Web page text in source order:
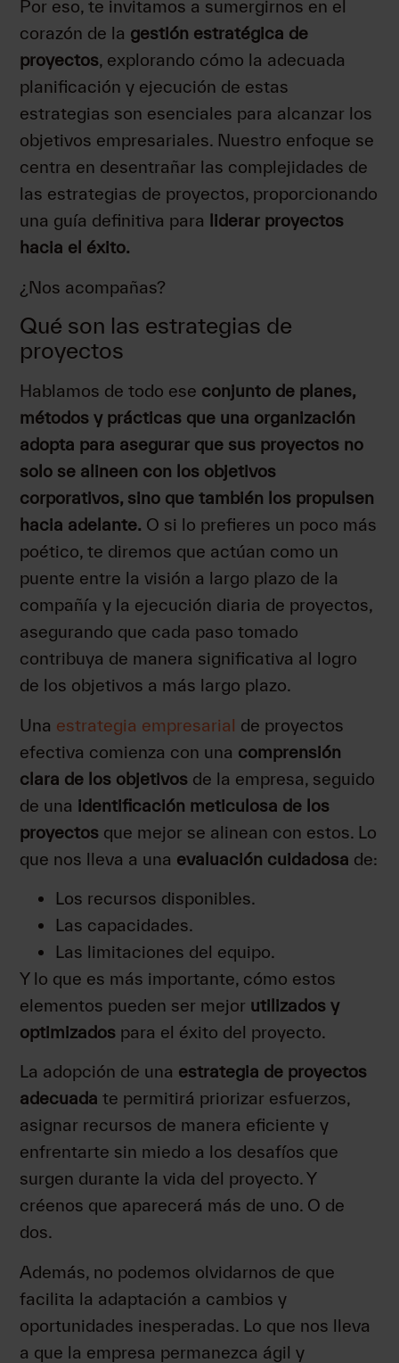
Por eso, te invitamos a sumergirnos en el
corazón de la gestión estratégica de
proyectos, explorando cómo la adecuada
planificación y ejecución de estas
estrategias son esenciales para alcanzar los
objetivos empresariales. Nuestro enfoque se
centra en desentrañar las complejidades de
las estrategias de proyectos, proporcionando
una guía definitiva para liderar proyectos
hacia el éxito.
¿Nos acompañas?
Qué son las estrategias de
proyectos
Hablamos de todo ese conjunto de planes,
métodos y prácticas que una organización
adopta para asegurar que sus proyectos no
solo se alineen con los objetivos
corporativos, sino que también los propulsen
hacia adelante. O si lo prefieres un poco más
poético, te diremos que actúan como un
puente entre la visión a largo plazo de la
compañía y la ejecución diaria de proyectos,
asegurando que cada paso tomado
contribuya de manera significativa al logro
de los objetivos a más largo plazo.
Una estrategia empresarial de proyectos
efectiva comienza con una comprensión
clara de los objetivos de la empresa, seguido
de una identificación meticulosa de los
proyectos que mejor se alinean con estos. Lo
que nos lleva a una evaluación cuidadosa de:
Los recursos disponibles.
Las capacidades.
Las limitaciones del equipo.
Y lo que es más importante, cómo estos
elementos pueden ser mejor utilizados y
optimizados para el éxito del proyecto.
La adopción de una estrategia de proyectos
adecuada te permitirá priorizar esfuerzos,
asignar recursos de manera eficiente y
enfrentarte sin miedo a los desafíos que
surgen durante la vida del proyecto. Y
créenos que aparecerá más de uno. O de
dos.
Además, no podemos olvidarnos de que
facilita la adaptación a cambios y
oportunidades inesperadas. Lo que nos lleva
a que la empresa permanezca ágil y